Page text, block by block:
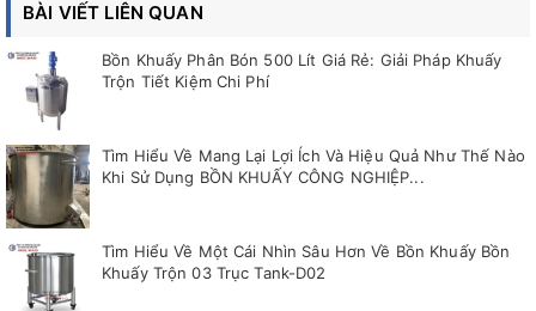
BÀI VIẾT LIÊN QUAN
Bồn Khuấy Phân Bón 500 Lít Giá Rẻ: Giải Pháp Khuấy
Trộn Tiết Kiệm Chi Phí
Tìm Hiểu Về Mang Lại Lợi Ích Và Hiệu Quả Như Thế Nào
Khi Sử Dụng BỒN KHUẤY CÔNG NGHIỆP...
Tìm Hiểu Về Một Cái Nhìn Sâu Hơn Về Bồn Khuấy Bồn
Khuấy Trộn 03 Trục Tank-D02